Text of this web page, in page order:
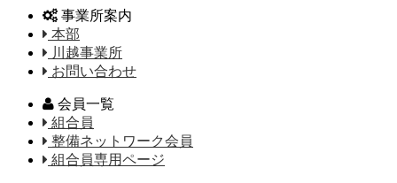
事業所案内
本部
川越事業所
お問い合わせ
会員一覧
組合員
整備ネットワーク会員
組合員専用ページ